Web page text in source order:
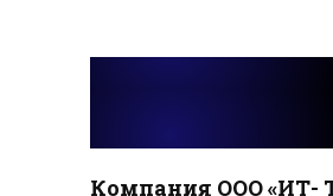
Компания ООО